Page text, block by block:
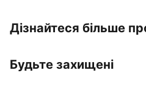
Дізнайтеся більше
Будьте захищені